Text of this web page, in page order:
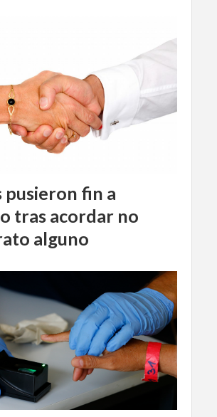
pusieron fin a
tras acordar no
alguno